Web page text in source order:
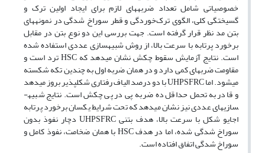
خصوصیاتی شامل تعداد ضربه­های لازم برای ایجاد اولین ترک و
گسیختگی کلی، الگوی ترک‌خوردگی و قطر سوراخ شدگی در نمونه­های
بتن مد نظر قرار گرفته است. جهت بررسی این دو نوع بتن در مقابل
برخورد پرتابه با سرعت بالا، از روش شبیه­سازی عددی استفاده شده
است. نتایج آزمایش سقوط چکش نشان می­دهد که HSC ترد است و
مقاومت ضربه­ای کمی دارد و در همان ضربه اول به چندین تکه شکسته
می­شود. اما UHPSFRC با دو درصد الیاف رفتاری شکل­پذیر بروز می­دهد
و قادر به تحمل حداقل ده ضربه پی در پی چکش است. نتایج شبیه­
سازی­های عددی نیز نشان می­دهد که تحت شرایط یکسان برخورد پرتابه
اجایو شکل با سرعت بالا، هدف بتنی UHPSFRC دچار نفوذ بدون
سوراخ شدگی شده، اما در هدف HSC با همان ضخامت، نفوذ کامل و
سوراخ شدگی اتفاق افتاده است.